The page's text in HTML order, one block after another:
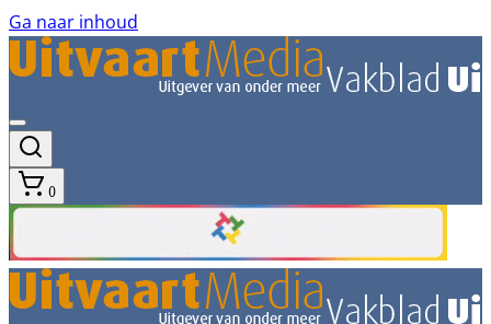
Ga naar inhoud
0